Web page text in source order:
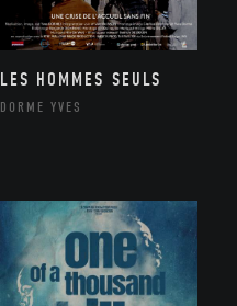
LES HOMMES SEULS
DORME YVES